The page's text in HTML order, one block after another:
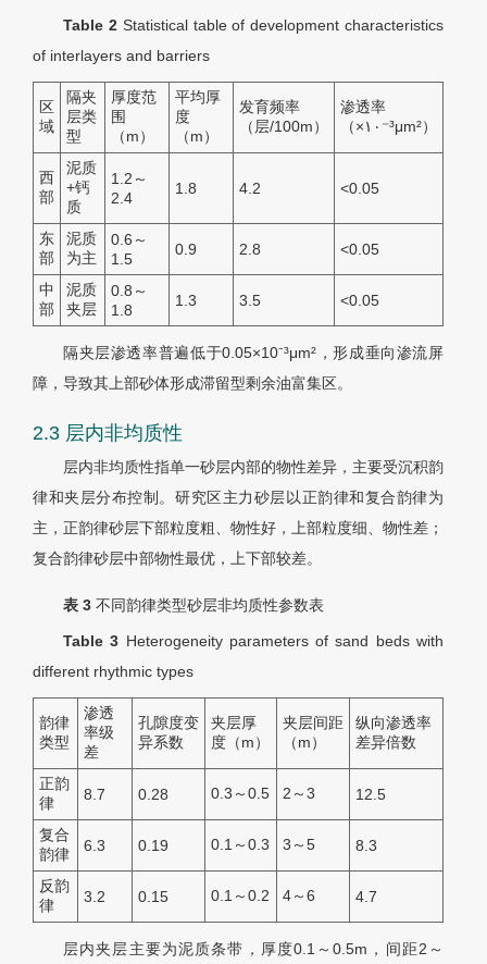
Table 2 Statistical table of development characteristics
of interlayers and barriers
区
域
隔夹
层类
型
厚度范
围
（m）
平均厚
度
（m）
发育频率
（层/100m）
渗透率
（×١٠⁻³μm²）
西
部
泥质
+钙
质
1.2～
2.4
1.8 4.2 <0.05
东
部
泥质
为主
0.6～
1.5
0.9 2.8 <0.05
中
部
泥质
夹层
0.8～
1.8
1.3 3.5 <0.05
隔夹层渗透率普遍低于0.05×10⁻³μm²，形成垂向渗流屏
障，导致其上部砂体形成滞留型剩余油富集区。
2.3 层内非均质性
层内非均质性指单一砂层内部的物性差异，主要受沉积韵
律和夹层分布控制。研究区主力砂层以正韵律和复合韵律为
主，正韵律砂层下部粒度粗、物性好，上部粒度细、物性差；
复合韵律砂层中部物性最优，上下部较差。
表 3 不同韵律类型砂层非均质性参数表
Table 3 Heterogeneity parameters of sand beds with
different rhythmic types
韵律
类型
渗透
率级
差
孔隙度变
异系数
夹层厚
度（m）
夹层间距
（m）
纵向渗透率
差异倍数
正韵
律
8.7 0.28 0.3～0.5 2～3 12.5
复合
韵律
6.3 0.19 0.1～0.3 3～5 8.3
反韵
律
3.2 0.15 0.1～0.2 4～6 4.7
层内夹层主要为泥质条带，厚度0.1～0.5m，间距2～